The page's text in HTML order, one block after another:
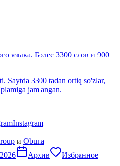
языка. Более 3300 слов и 900
Saytda 3300 tadan ortiq so'zlar,
jamlangan.
Instagram
и Obuna
Архив Избранное